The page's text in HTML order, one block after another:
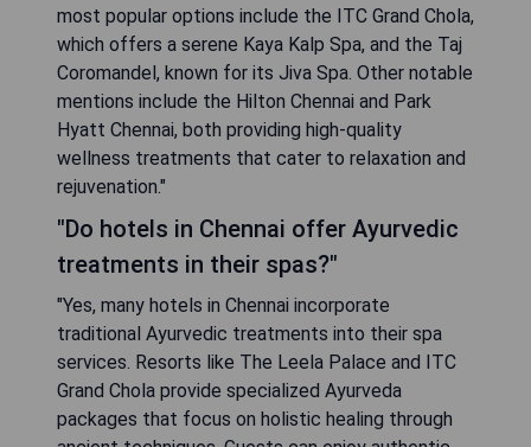
most popular options include the ITC Grand Chola,
which offers a serene Kaya Kalp Spa, and the Taj
Coromandel, known for its Jiva Spa. Other notable
mentions include the Hilton Chennai and Park
Hyatt Chennai, both providing high-quality
wellness treatments that cater to relaxation and
rejuvenation."
"Do hotels in Chennai offer Ayurvedic
treatments in their spas?"
"Yes, many hotels in Chennai incorporate
traditional Ayurvedic treatments into their spa
services. Resorts like The Leela Palace and ITC
Grand Chola provide specialized Ayurveda
packages that focus on holistic healing through